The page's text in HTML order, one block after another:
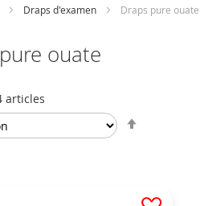
Draps d'examen Draps pure ouate
ouate
articles